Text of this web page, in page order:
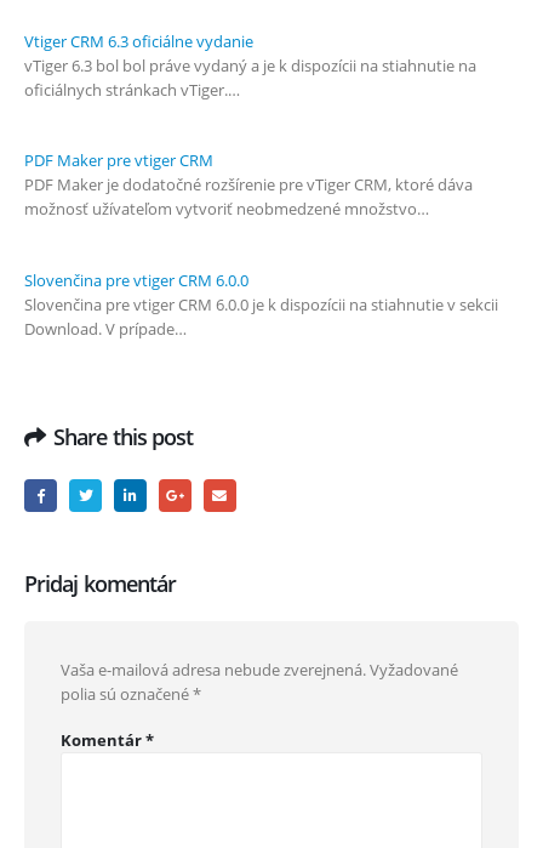
Vtiger CRM 6.3 oficiálne vydanie
vTiger 6.3 bol bol práve vydaný a je k dispozícii na stiahnutie na
oficiálnych stránkach vTiger.…
PDF Maker pre vtiger CRM
PDF Maker je dodatočné rozšírenie pre vTiger CRM, ktoré dáva
možnosť užívateľom vytvoriť neobmedzené množstvo…
Slovenčina pre vtiger CRM 6.0.0
Slovenčina pre vtiger CRM 6.0.0 je k dispozícii na stiahnutie v sekcii
Download. V prípade…
Share this post
Pridaj komentár
Vaša e-mailová adresa nebude zverejnená.Vyžadované
polia sú označené*
Komentár*